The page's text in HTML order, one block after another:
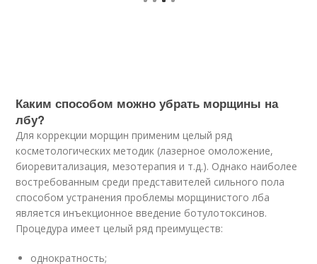
Каким способом можно убрать морщины на
лбу?
Для коррекции морщин применим целый ряд
косметологических методик (лазерное омоложение,
биоревитализация, мезотерапия и т.д.). Однако наиболее
востребованным среди представителей сильного пола
способом устранения проблемы морщинистого лба
является инъекционное введение ботулотоксинов.
Процедура имеет целый ряд преимуществ:
однократность;